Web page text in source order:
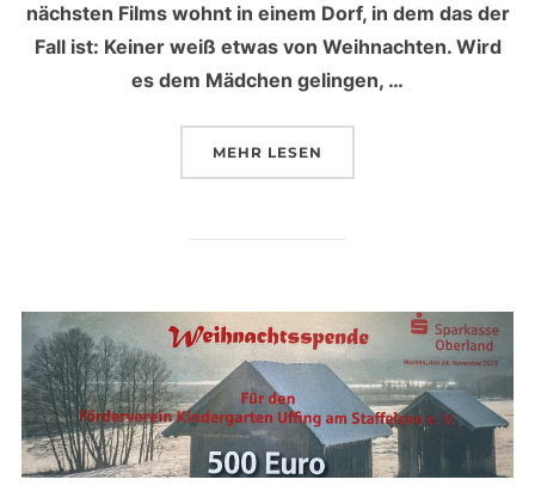
nächsten Films wohnt in einem Dorf, in dem das der
Fall ist: Keiner weiß etwas von Weihnachten. Wird
es dem Mädchen gelingen, …
MEHR ÜBER „KINDERKINO AM
LESEN